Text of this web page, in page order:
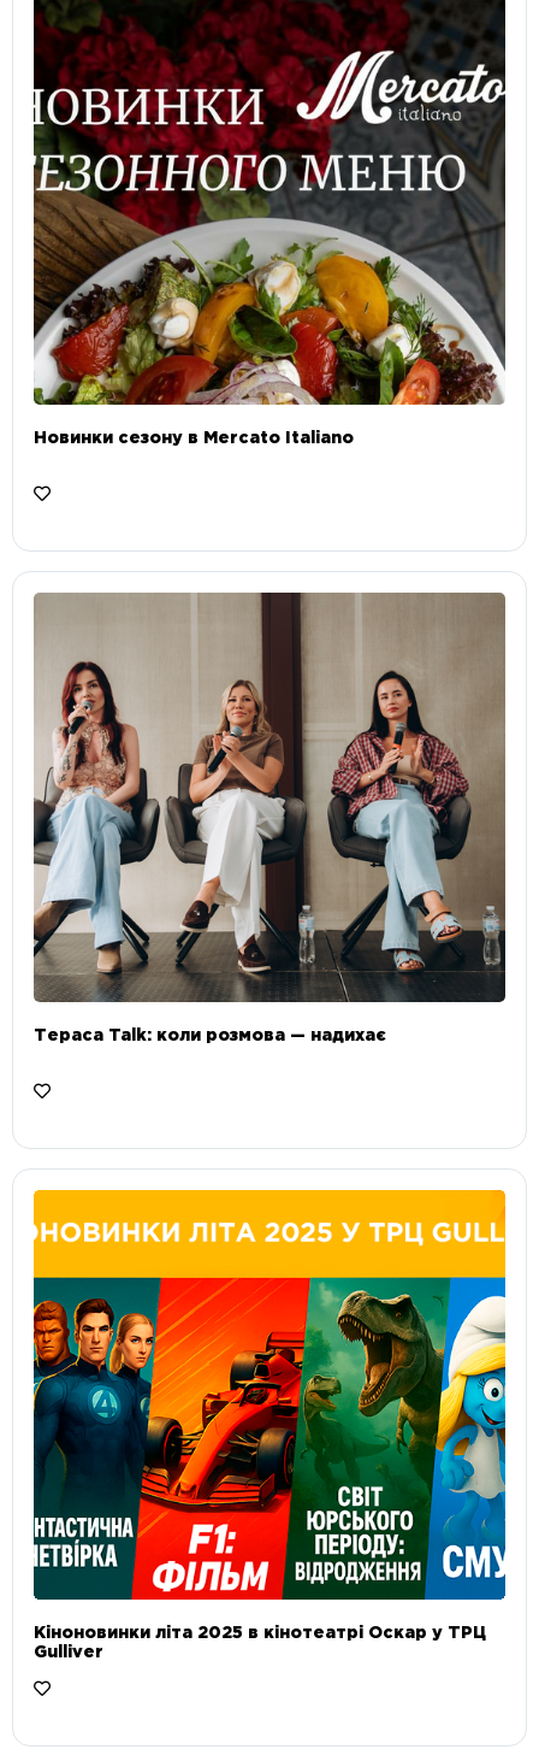
Новинки сезону в Mercato Italiano
Тераса Talk: коли розмова — надихає
Кіноновинки літа 2025 в кінотеатрі Оскар у ТРЦ
Gulliver